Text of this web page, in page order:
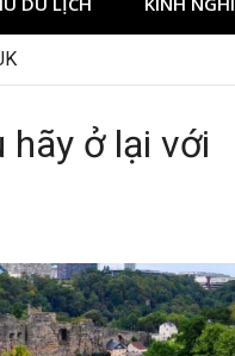
Slot Game Selection
hãy ở lại với